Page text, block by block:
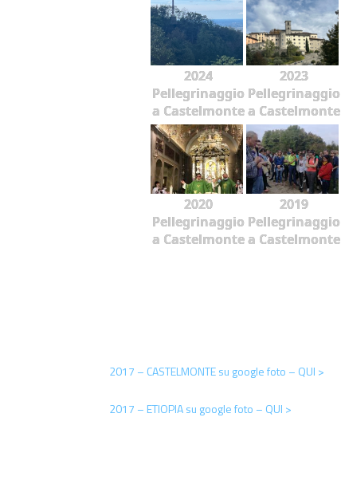
2024
Pellegrinaggio
a Castelmonte
2023
Pellegrinaggio
a Castelmonte
2020
Pellegrinaggio
a Castelmonte
2019
Pellegrinaggio
a Castelmonte
2017 – CASTELMONTE su google foto – QUI >
2017 – ETIOPIA su google foto – QUI >